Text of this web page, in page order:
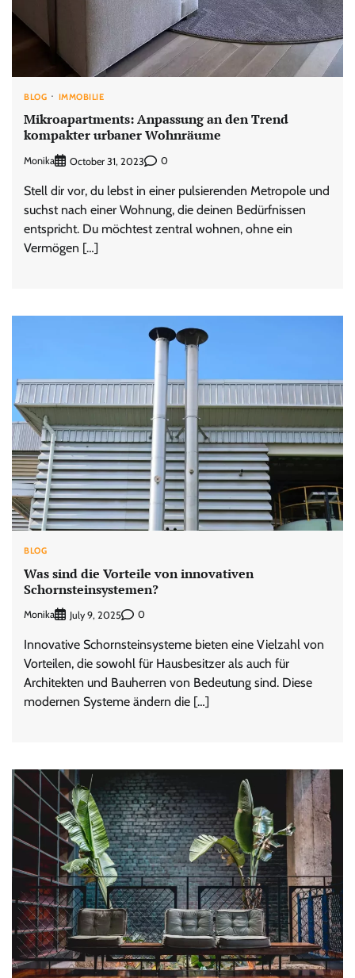
BLOG IMMOBILIE
Mikroapartments: Anpassung an den Trend
kompakter urbaner Wohnräume
Monika October 31, 2023 0
Stell dir vor, du lebst in einer pulsierenden Metropole und
suchst nach einer Wohnung, die deinen Bedürfnissen
entspricht. Du möchtest zentral wohnen, ohne ein
Vermögen […]
BLOG
Was sind die Vorteile von innovativen
Schornsteinsystemen?
Monika July 9, 2025 0
Innovative Schornsteinsysteme bieten eine Vielzahl von
Vorteilen, die sowohl für Hausbesitzer als auch für
Architekten und Bauherren von Bedeutung sind. Diese
modernen Systeme ändern die […]